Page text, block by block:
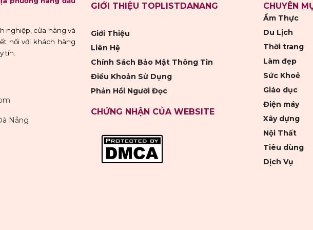
nghiệp, cửa hàng và
nối với khách hàng
tín.
Nẵng
GIỚI THIỆU TOPLISTDANANG
Giới Thiệu
Liên Hệ
Chính Sách Bảo Mật Thông Tin
Điều Khoản Sử Dụng
Phản Hồi Người Đọc
CHỨNG NHẬN CỦA WEBSITE
CHUYÊN
Ẩm Thực
Du Lịch
Thời trang
Làm đẹp
Sức Khoẻ
Giáo dục
Điện máy
Xây dựng
Nội Thất
Tiêu dùng
Dịch Vụ